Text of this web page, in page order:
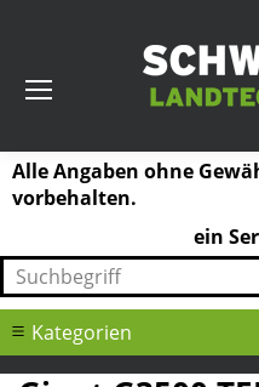
Kategorien
Alle Angaben ohne
vorbehalten.
ein